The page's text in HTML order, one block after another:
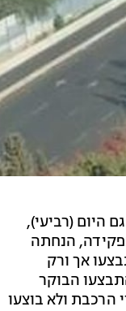
היום (רביעי),
הנחתה
אך ורק
הבוקר
הרכבת ולא בוצעו